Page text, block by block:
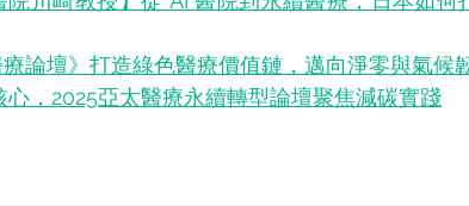
論壇》打造綠色醫療價值鏈，邁向淨零與氣候
心，2025亞太醫療永續轉型論壇聚焦減碳實踐